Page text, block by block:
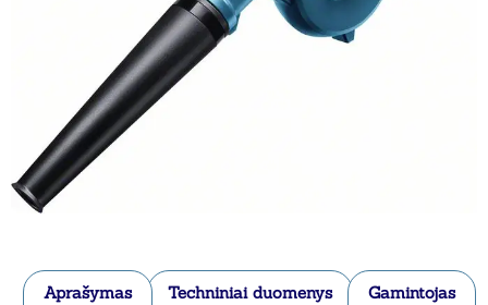
Aprašymas Techniniai duomenys Gamintojas